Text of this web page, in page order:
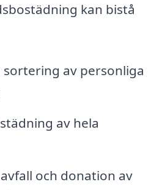
kan bistå
sortering av personliga
av hela
och donation av